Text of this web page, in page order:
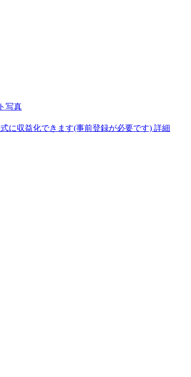
に収益化できます(事前登録が必要です) 詳細